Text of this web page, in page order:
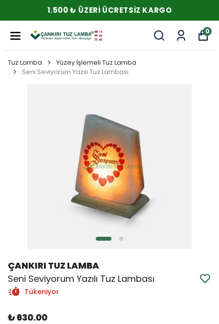
1.500 ₺ ÜZERI ÜCRETSIZ KARGO
0
Tuz Lamba
Yüzey İşlemeli Tuz Lamba
Seni Seviyorum Yazılı Tuz Lambası
ÇANKIRI TUZ LAMBA
Seni Seviyorum Yazılı Tuz Lambası
Tükeniyor
₺ 630.00